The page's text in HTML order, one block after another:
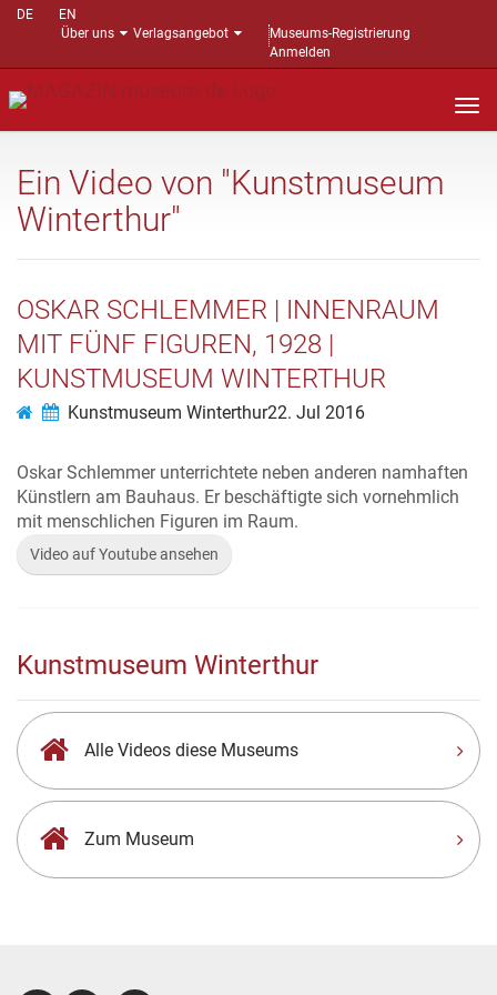
DE
EN
Über uns
Verlagsangebot
Museums-Registrierung
Anmelden
Ein Video von "Kunstmuseum
Winterthur"
OSKAR SCHLEMMER | INNENRAUM
MIT FÜNF FIGUREN, 1928 |
KUNSTMUSEUM WINTERTHUR
Kunstmuseum Winterthur22. Jul 2016
Oskar Schlemmer unterrichtete neben anderen namhaften
Künstlern am Bauhaus. Er beschäftigte sich vornehmlich
mit menschlichen Figuren im Raum.
Video auf Youtube ansehen
Kunstmuseum Winterthur
Alle Videos diese Museums
Zum Museum